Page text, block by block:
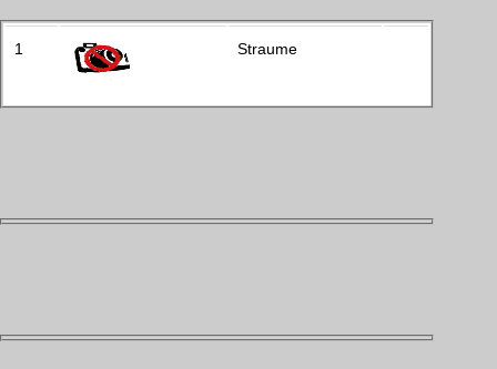
1 Straume